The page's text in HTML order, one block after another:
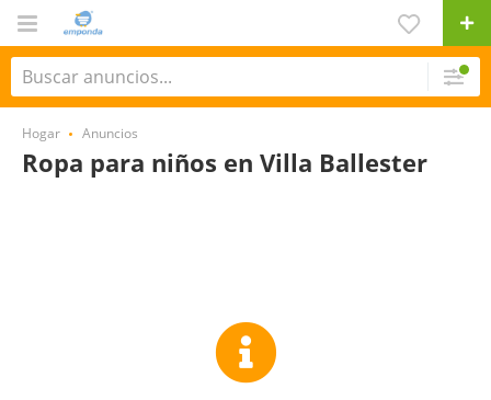
Hogar Anuncios
Ropa para niños en Villa Ballester